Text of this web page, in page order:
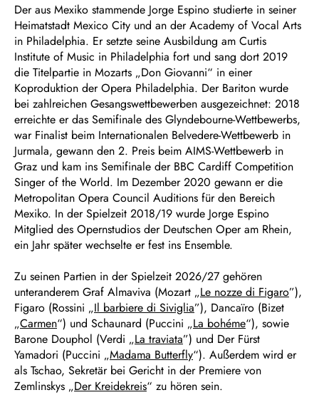
Der aus Mexiko stammende Jorge Espino studierte in seiner
Heimatstadt Mexico City und an der Academy of Vocal Arts
in Philadelphia. Er setzte seine Ausbildung am Curtis
Institute of Music in Philadelphia fort und sang dort 2019
die Titelpartie in Mozarts „Don Giovanni“ in einer
Koproduktion der Opera Philadelphia. Der Bariton wurde
bei zahlreichen Gesangswettbewerben ausgezeichnet: 2018
erreichte er das Semifinale des Glyndebourne-Wettbewerbs,
war Finalist beim Internationalen Belvedere-Wettbewerb in
Jurmala, gewann den 2. Preis beim AIMS-Wettbewerb in
Graz und kam ins Semifinale der BBC Cardiff Competition
Singer of the World. Im Dezember 2020 gewann er die
Metropolitan Opera Council Auditions für den Bereich
Mexiko. In der Spielzeit 2018/19 wurde Jorge Espino
Mitglied des Opernstudios der Deutschen Oper am Rhein,
ein Jahr später wechselte er fest ins Ensemble.
Zu seinen Partien in der Spielzeit 2026/27 gehören
unteranderem Graf Almaviva (Mozart „Le nozze di Figaro”),
Figaro (Rossini „Il barbiere di Siviglia”), Dancaïro (Bizet
„Carmen“) und Schaunard (Puccini „La bohéme“), sowie
Barone Douphol (Verdi „La traviata”) und Der Fürst
Yamadori (Puccini „Madama Butterfly“). Außerdem wird er
als Tschao, Sekretär bei Gericht in der Premiere von
Zemlinskys „Der Kreidekreis“ zu hören sein.